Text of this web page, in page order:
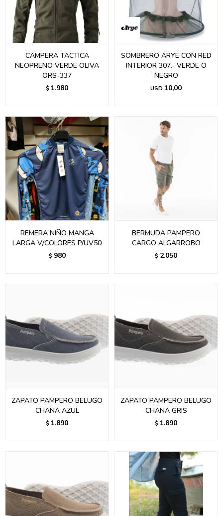
CAMPERA TACTICA
NEOPRENO VERDE OLIVA
ORS-337
$ 1.980
SOMBRERO ARYE CON RED
INTERIOR 307.- VERDE O
NEGRO
USD 10,00
REMERA NIÑO MANGA
LARGA V/COLORES P/UV50
$ 980
BERMUDA PAMPERO
CARGO ALGARROBO
$ 2.050
ZAPATO PAMPERO BELUGO
CHANA AZUL
$ 1.890
ZAPATO PAMPERO BELUGO
CHANA GRIS
$ 1.890